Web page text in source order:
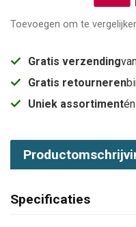
Toevoegen om te
Gratis verzending
Gratis retourneren
Uniek assortiment
Specificaties